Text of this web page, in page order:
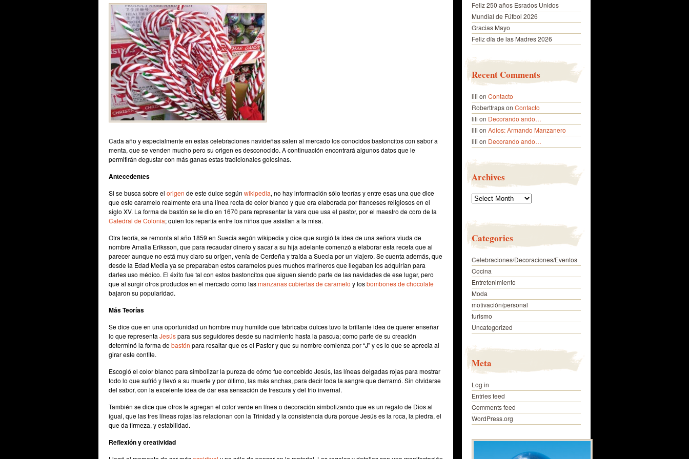
Cada año y especialmente en estas celebraciones navideñas salen al mercado los conocidos bastoncitos con sabor a
menta, que se venden mucho pero su origen es desconocido. A continuación encontrará algunos datos que le
permitirán degustar con más ganas estas tradicionales golosinas.
Antecedentes
Si se busca sobre el origen de este dulce según wikipedia, no hay información sólo teorías y entre esas una que dice
que este caramelo realmente era una línea recta de color blanco y que era elaborada por franceses religiosos en el
siglo XV. La forma de bastón se le dio en 1670 para representar la vara que usa el pastor, por el maestro de coro de la
Catedral de Colonia; quien los repartía entre los niños que asistían a la misa.
Otra teoría, se remonta al año 1859 en Suecia según wikipedia y dice que surgió la idea de una señora viuda de
nombre Amalia Eriksson, que para recaudar dinero y sacar a su hija adelante comenzó a elaborar esta receta que al
parecer aunque no está muy claro su orígen, venía de Cerdeña y traída a Suecia por un viajero. Se cuenta además, que
desde la Edad Media ya se preparaban estos caramelos pues muchos marineros que llegaban los adquirían para
darles uso médico. El éxito fue tal con estos bastoncitos que siguen siendo parte de las navidades de ese lugar, pero
que al surgir otros productos en el mercado como lasmanzanas cubiertas de caramelo y losbombones de chocolate
bajaron su popularidad.
Más Teorías
Se dice que en una oportunidad un hombre muy humilde que fabricaba dulces tuvo la brillante idea de querer enseñar
lo que representa Jesúspara sus seguidores desde su nacimiento hasta la pascua; como parte de su creación
determinó la forma debastón para resaltar que es el Pastor y que su nombre comienza por “J” y es lo que se aprecia al
girar este confite.
Escogió el color blanco para simbolizar la pureza de cómo fue concebido Jesús, las líneas delgadas rojas para mostrar
todo lo que sufrió y llevó a su muerte y por último, las más anchas, para decir toda la sangre que derramó. Sin olvidarse
del sabor, con la excelente idea de dar esa sensación de frescura y del frio invernal.
También se dice que otros le agregan el color verde en línea o decoración simbolizando que es un regalo de Dios al
igual, que las tres líneas rojas las relacionan con la Trinidad y la consistencia dura porque Jesús es la roca, la piedra, el
que da firmeza, y estabilidad.
Reflexión y creatividad
Feliz 250 años Esrados Unidos
Mundial de Fútbol 2026
Gracias Mayo
Feliz día de las Madres 2026
Recent Comments
lili on Contacto
Robertfrapson Contacto
lili on Decorando ando…
lili on Adios: Armando Manzanero
lili on Decorando ando…
Archives
Archives
Categories
Celebraciones/Decoraciones/Eventos
Cocina
Entretenimiento
Moda
motivación/personal
turismo
Uncategorized
Meta
Log in
Entries feed
Comments feed
WordPress.org